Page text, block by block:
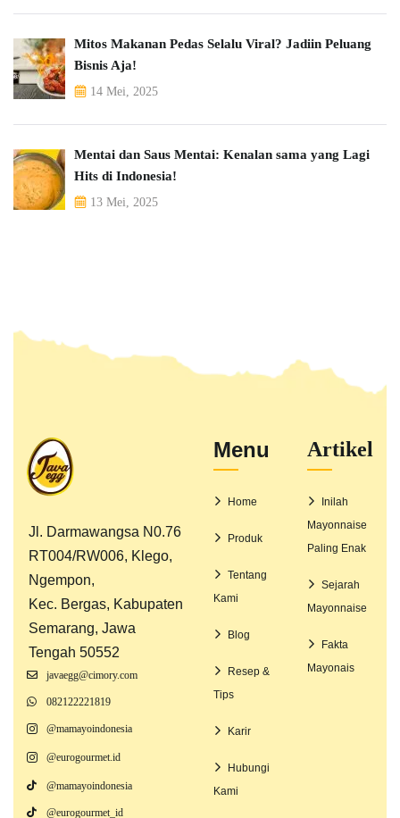
Mitos Makanan Pedas Selalu Viral? Jadiin Peluang
Bisnis Aja!
14 Mei, 2025
Mentai dan Saus Mentai: Kenalan sama yang Lagi
Hits di Indonesia!
13 Mei, 2025
Jl. Darmawangsa N0.76
RT004/RW006, Klego,
Ngempon,
Kec. Bergas, Kabupaten
Semarang, Jawa
Tengah 50552
javaegg@cimory.com
082122221819
@mamayoindonesia
@eurogourmet.id
@mamayoindonesia
@eurogourmet_id
Menu
Home
Produk
Tentang
Kami
Blog
Resep &
Tips
Karir
Hubungi
Kami
Artikel
Inilah
Mayonnaise
Paling Enak
Sejarah
Mayonnaise
Fakta
Mayonais